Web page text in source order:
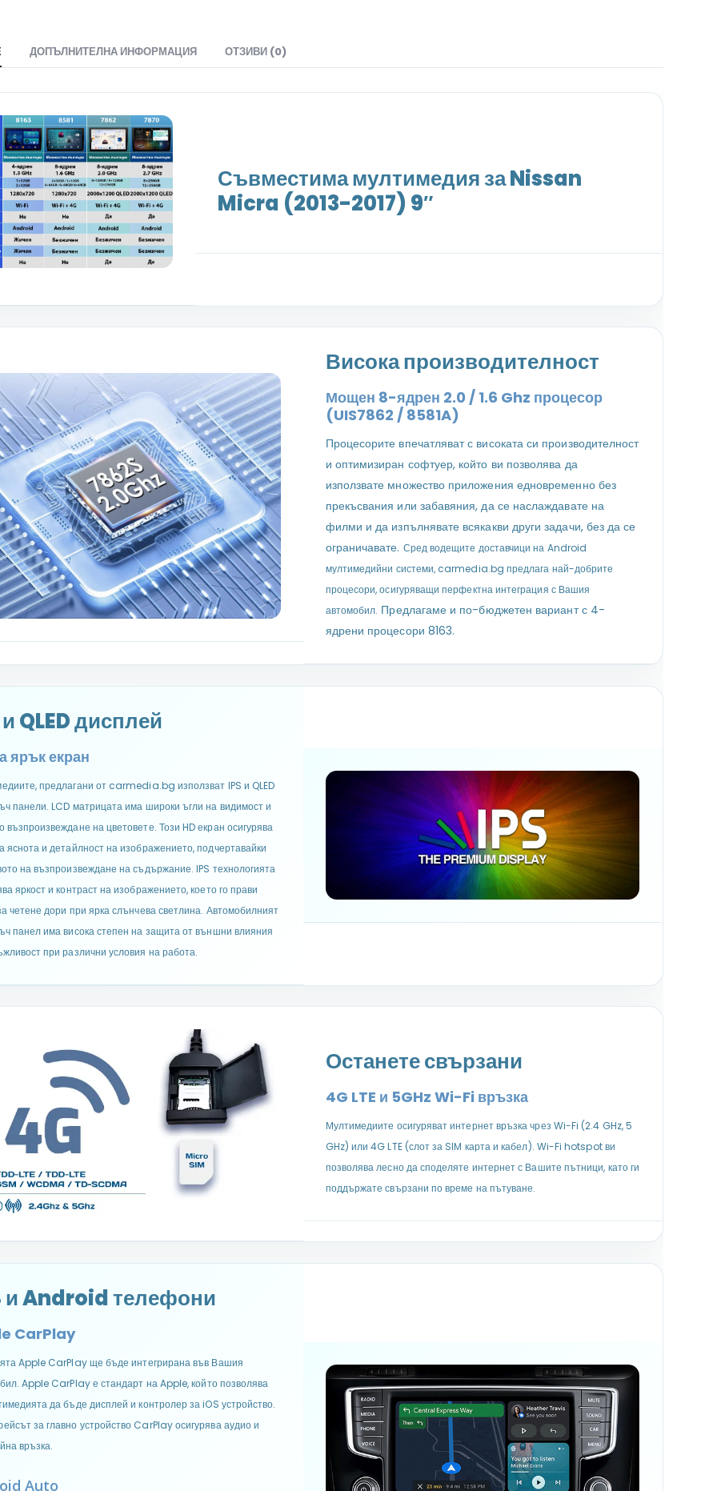
ДОПЪЛНИТЕЛНА ИНФОРМАЦИЯ ОТЗИВИ (0)
Съвместима мултимедия за Nissan
Micra (2013-2017) 9″
Висока производителност
Мощен 8-ядрен 2.0 / 1.6 Ghz процесор
(UIS7862 / 8581A)
Процесорите впечатляват с високата си производителност
и оптимизиран софтуер, който ви позволява да
използвате множество приложения едновременно без
прекъсвания или забавяния, да се наслаждавате на
филми и да изпълнявате всякакви други задачи, без да се
ограничавате. Сред водещите доставчици на Android
мултимедийни системи, carmedia.bg предлага най-добрите
процесори, осигуряващи перфектна интеграция с Вашия
автомобил. Предлагаме и по-бюджетен вариант с 4-
ядрени процесори 8163.
QLED дисплей
ярък екран
предлагани от carmedia.bg използват IPS и QLED
панели. LCD матрицата има широки ъгли на видимост и
възпроизвеждане на цветовете. Този HD екран осигурява
яснота и детайлност на изображението, подчертавайки
на възпроизвеждане на съдържание. IPS технологията
яркост и контраст на изображението, което го прави
четене дори при ярка слънчева светлина. Автомобилният
панел има висока степен на защита от външни влияния
при различни условия на работа.
Останете свързани
4G LTE и 5GHz Wi-Fi връзка
Мултимедиите осигуряват интернет връзка чрез Wi-Fi (2.4 GHz, 5
GHz) или 4G LTE (слот за SIM карта и кабел). Wi-Fi hotspot ви
позволява лесно да споделяте интернет с Вашите пътници, като ги
поддържате свързани по време на пътуване.
и Android телефони
CarPlay
Apple CarPlay ще бъде интегрирана във Вашия
Apple CarPlay е стандарт на Apple, който позволява
да бъде дисплей и контролер за iOS устройство.
за главно устройство CarPlay осигурява аудио и
връзка.
Auto